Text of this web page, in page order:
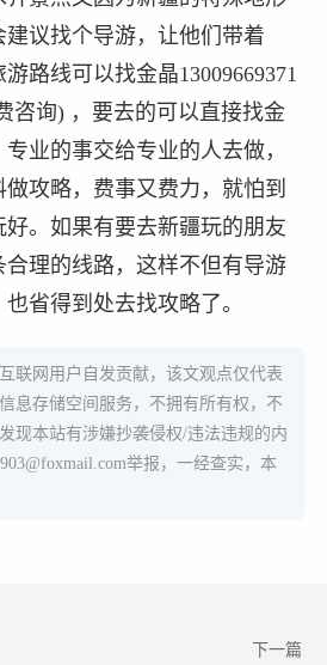
议找个导游，让他们带着
路线可以找金晶13009669371
咨询) ，要去的可以直接找金
业的事交给专业的人去做，
攻略，费事又费力，就怕到
。如果有要去新疆玩的朋友
理的线路，这样不但有导游
省得到处去找攻略了。
联网用户自发贡献，该文观点仅代表
息存储空间服务，不拥有所有权，不
现本站有涉嫌抄袭侵权/违法违规的内
举报，一经查实，本
下一篇